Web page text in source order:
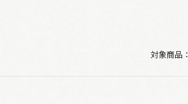
対象商品：